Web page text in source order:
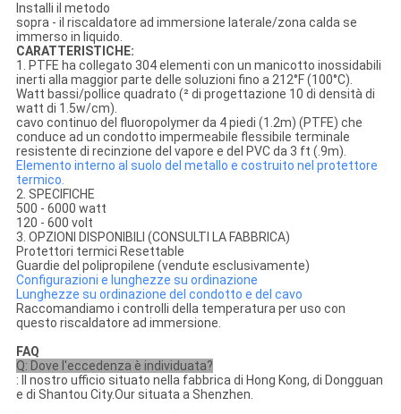
Installi il metodo
sopra - il riscaldatore ad immersione laterale/zona calda se
immerso in liquido.
CARATTERISTICHE:
1. PTFE ha collegato 304 elementi con un manicotto inossidabili
inerti alla maggior parte delle soluzioni fino a 212°F (100°C).
Watt bassi/pollice quadrato (² di progettazione 10 di densità di
watt di 1.5w/cm).
cavo continuo del fluoropolymer da 4 piedi (1.2m) (PTFE) che
conduce ad un condotto impermeabile flessibile terminale
resistente di recinzione del vapore e del PVC da 3 ft (.9m).
Elemento interno al suolo del metallo e costruito nel protettore
termico.
2. SPECIFICHE
500 - 6000 watt
120 - 600 volt
3. OPZIONI DISPONIBILI (CONSULTI LA FABBRICA)
Protettori termici Resettable
Guardie del polipropilene (vendute esclusivamente)
Configurazioni e lunghezze su ordinazione
Lunghezze su ordinazione del condotto e del cavo
Raccomandiamo i controlli della temperatura per uso con
questo riscaldatore ad immersione.
FAQ
Q: Dove l'eccedenza è individuata?
: Il nostro ufficio situato nella fabbrica di Hong Kong, di Dongguan
e di Shantou City.Our situata a Shenzhen.